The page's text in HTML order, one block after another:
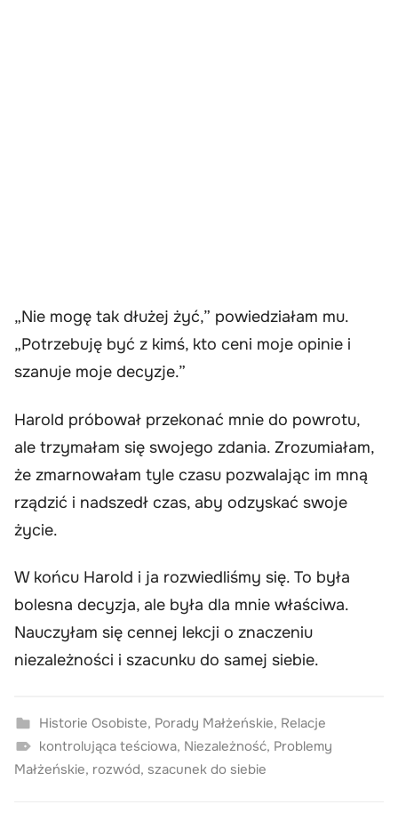
„Nie mogę tak dłużej żyć,” powiedziałam mu.
„Potrzebuję być z kimś, kto ceni moje opinie i
szanuje moje decyzje.”
Harold próbował przekonać mnie do powrotu,
ale trzymałam się swojego zdania. Zrozumiałam,
że zmarnowałam tyle czasu pozwalając im mną
rządzić i nadszedł czas, aby odzyskać swoje
życie.
W końcu Harold i ja rozwiedliśmy się. To była
bolesna decyzja, ale była dla mnie właściwa.
Nauczyłam się cennej lekcji o znaczeniu
niezależności i szacunku do samej siebie.
Historie Osobiste, Porady Małżeńskie, Relacje
kontrolująca teściowa, Niezależność, Problemy
Małżeńskie, rozwód, szacunek do siebie